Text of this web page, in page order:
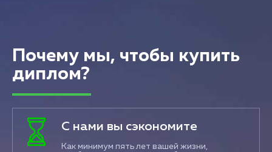
Почему мы, чтобы купить
диплом?
С нами вы сэкономите
Как минимум пять лет вашей жизни,